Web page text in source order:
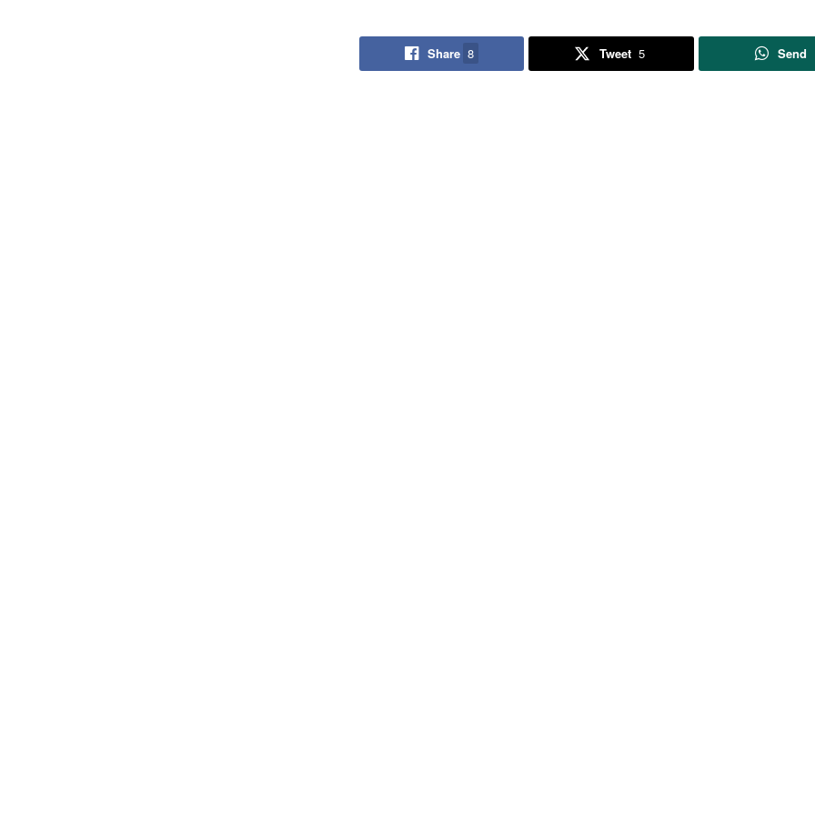
Share 8 Tweet 5 Send